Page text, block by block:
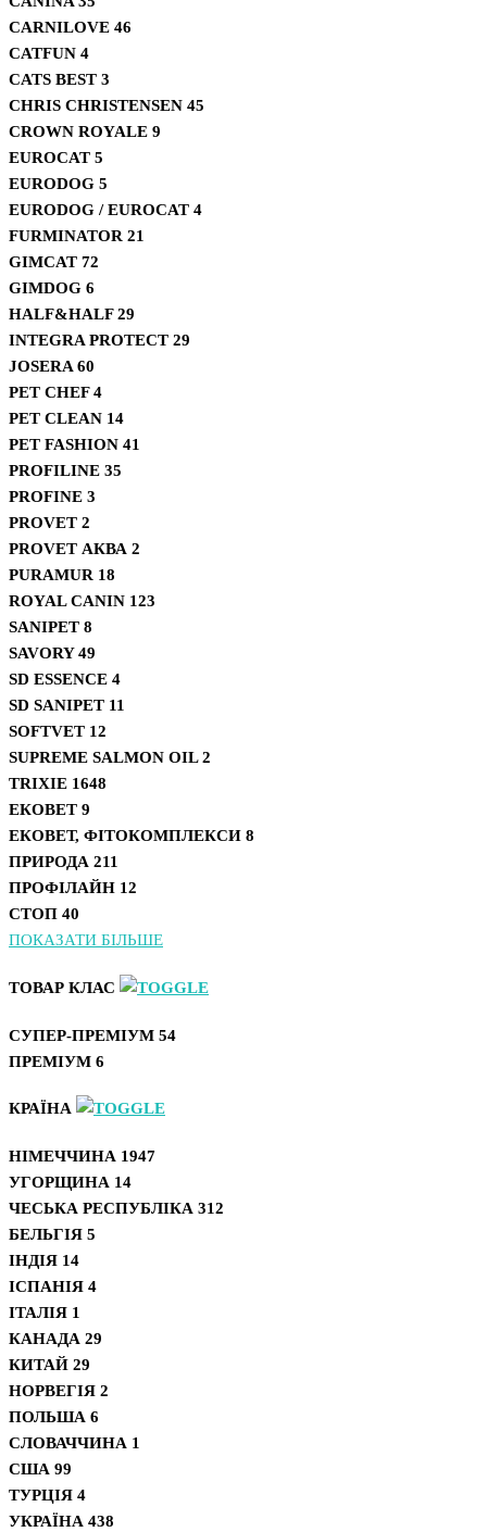
CARNILOVE 46
CATFUN 4
CATS BEST 3
CHRIS CHRISTENSEN 45
CROWN ROYALE 9
EUROCAT 5
EURODOG 5
EURODOG / EUROCAT 4
FURMINATOR 21
GIMCAT 72
GIMDOG 6
HALF&HALF29
INTEGRA PROTECT 29
JOSERA 60
PET CHEF4
PET CLEAN 14
PET FASHION 41
PROFILINE 35
PROFINE 3
PROVET 2
PROVET АКВА 2
PURAMUR 18
ROYAL CANIN 123
SANIPET 8
SAVORY49
SD ESSENCE 4
SD SANIPET 11
SOFTVET 12
SUPREME SALMON OIL2
TRIXIE 1648
ЕКОВЕТ 9
ЕКОВЕТ, ФІТОКОМПЛЕКСИ 8
ПРИРОДА 211
ПРОФІЛАЙН 12
СТОП 40
ПОКАЗАТИ БІЛЬШЕ
ТОВАР КЛАС
СУПЕР-ПРЕМІУМ 54
ПРЕМІУМ 6
КРАЇНА
НІМЕЧЧИНА 1947
УГОРЩИНА 14
ЧЕСЬКА РЕСПУБЛІКА 312
БЕЛЬГІЯ 5
ІНДІЯ 14
ІСПАНІЯ 4
ІТАЛІЯ 1
КАНАДА 29
КИТАЙ 29
НОРВЕГІЯ 2
ПОЛЬША 6
СЛОВАЧЧИНА 1
США 99
ТУРЦІЯ 4
УКРАЇНА 438